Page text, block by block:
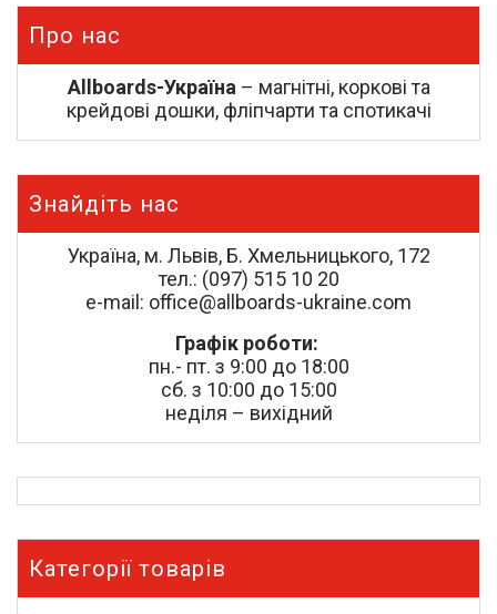
Про нас
Allboards-Україна – магнітні, коркові та
крейдові дошки, фліпчарти та спотикачі
Знайдіть нас
Україна, м. Львів, Б. Хмельницького, 172
тел.: (097) 515 10 20
e-mail: office@allboards-ukraine.com
Графік роботи:
пн.- пт. з 9:00 до 18:00
сб. з 10:00 до 15:00
неділя – вихідний
Категорії товарів